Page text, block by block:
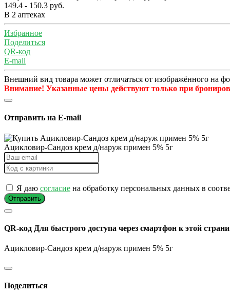
149.4 - 150.3 руб.
В 2 аптеках
Избранное
Поделиться
QR-код
E-mail
Внешний вид товара может отличаться от изображённого на
Внимание! Указанные цены действуют только при
Отправить на E-mail
Ацикловир-Сандоз крем д/наруж примен 5% 5г
Я даю согласие на обработку персональных данных в
Отправить
QR-код Для быстрого доступа через смартфон к этой
Ацикловир-Сандоз крем д/наруж примен 5% 5г
Поделиться